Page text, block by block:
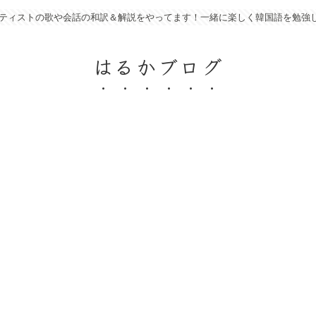
ィストの歌や会話の和訳＆解説をやってます！一緒に楽しく韓国語を勉強
はるかブログ